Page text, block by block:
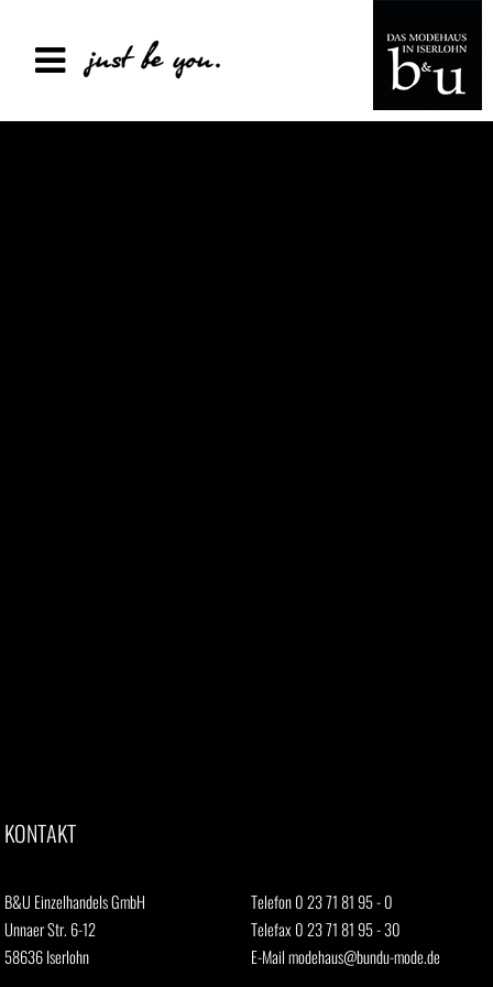
KONTAKT
B&U Einzelhandels GmbH
Unnaer Str. 6-12
58636 Iserlohn
Telefon 0 23 71 81 95 - 0
Telefax 0 23 71 81 95 - 30
E-Mailmodehaus@bundu-mode.de